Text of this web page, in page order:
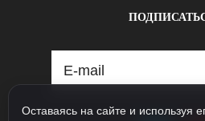
Оставаясь на сайте и используя